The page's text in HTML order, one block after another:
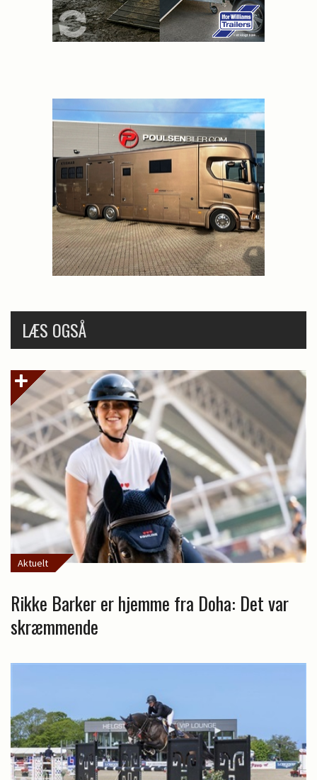
LÆS OGSÅ
Aktuelt
Rikke Barker er hjemme fra Doha: Det var
skræmmende